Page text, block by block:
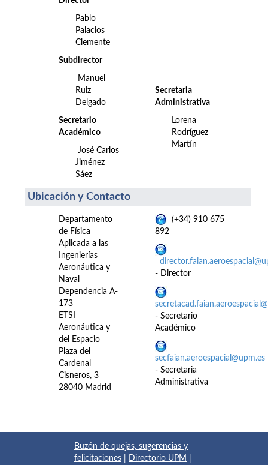
Pablo
Palacios
Clemente
Subdirector
Manuel
Ruiz
Delgado
Secretario
Académico
José Carlos
Jiménez
Sáez
Secretaria
Administrativa
Lorena
Rodríguez
Martín
Ubicación y Contacto
Departamento
de Física
Aplicada a las
Ingenierías
Aeronáutica y
Naval
Dependencia A-
173
ETSI
Aeronáutica y
del Espacio
Plaza del
Cardenal
Cisneros, 3
28040 Madrid
(+34) 910 675
892
- Director
- Secretario
Académico
secfaian.aeroespacial@upm.es
- Secretaria
Administrativa
Buzón de quejas, sugerencias y
felicitaciones
Directorio UPM